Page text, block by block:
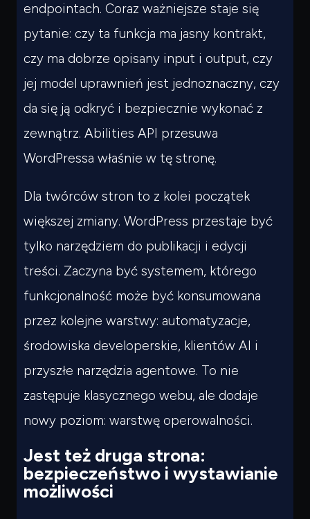
endpointach. Coraz ważniejsze staje się
pytanie: czy ta funkcja ma jasny kontrakt,
czy ma dobrze opisany input i output, czy
jej model uprawnień jest jednoznaczny, czy
da się ją odkryć i bezpiecznie wykonać z
zewnątrz. Abilities API przesuwa
WordPressa właśnie w tę stronę.
Dla twórców stron to z kolei początek
większej zmiany. WordPress przestaje być
tylko narzędziem do publikacji i edycji
treści. Zaczyna być systemem, którego
funkcjonalność może być konsumowana
przez kolejne warstwy: automatyzacje,
środowiska developerskie, klientów AI i
przyszłe narzędzia agentowe. To nie
zastępuje klasycznego webu, ale dodaje
nowy poziom: warstwę operowalności.
Jest też druga strona:
bezpieczeństwo i wystawianie
możliwości